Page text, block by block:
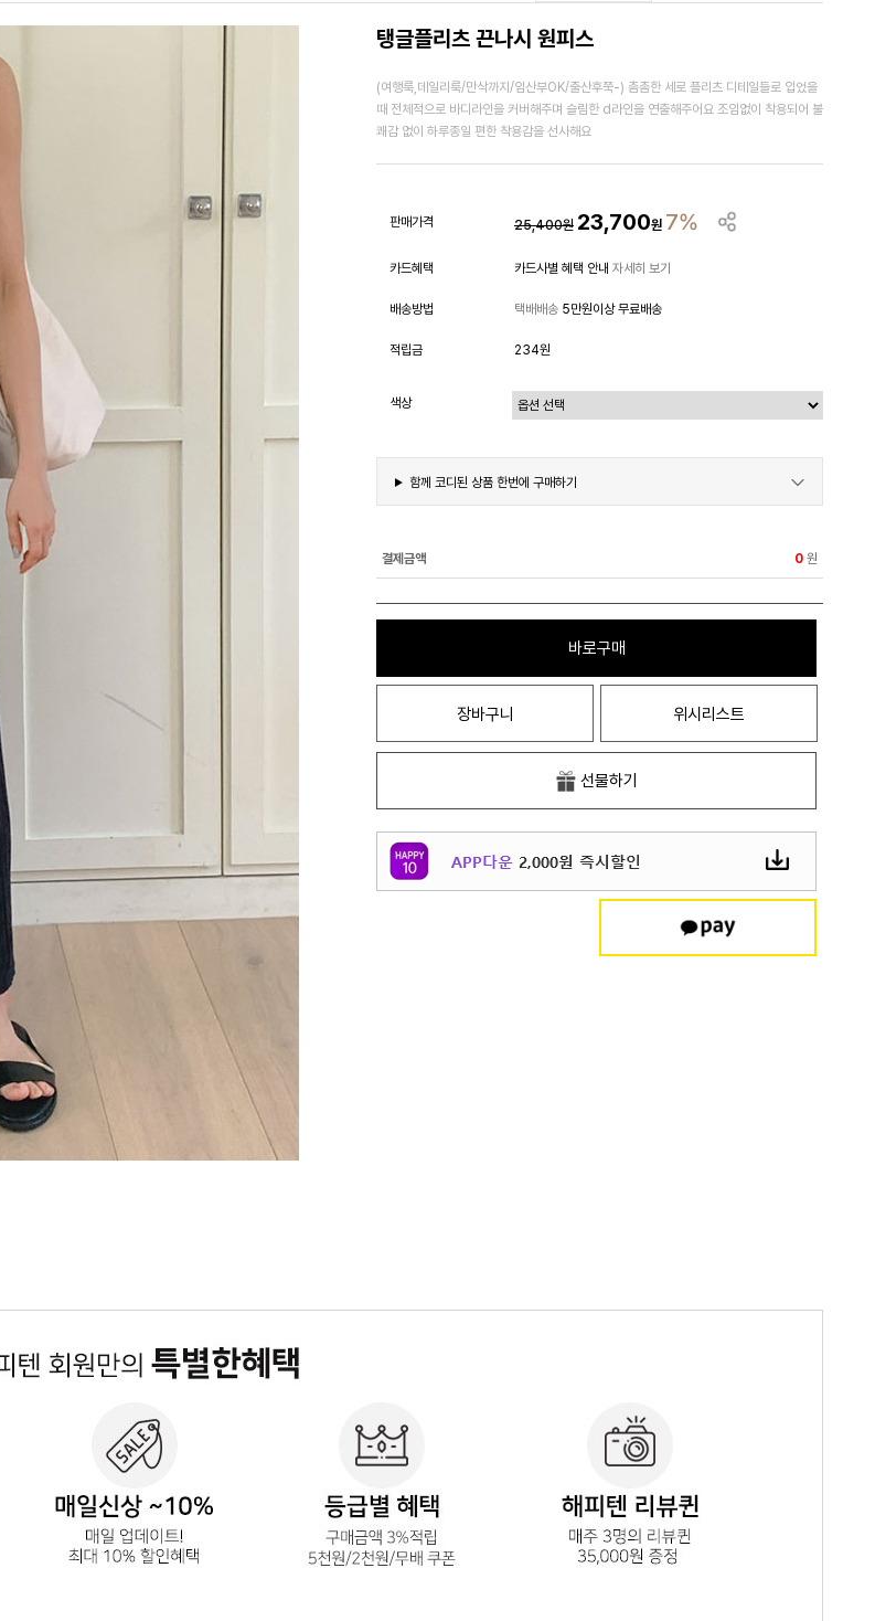
탱글플리츠 끈나시 원피스
(여행룩,데일리룩/만삭까지/임산부OK/출산후쭉-) 촘촘한 세로 플리츠 디테일들로 입었을
때 전체적으로 바디라인을 커버해주며 슬림한 d라인을 연출해주어요 조임없이 착용되어 불
쾌감 없이 하루종일 편한 착용감을 선사해요
판매가격 25,400원 23,700원 7%
카드혜택 카드사별 혜택 안내 자세히 보기
배송방법 택배배송 5만원이상 무료배송
적립금 234원
색상
함께 코디된 상품 한번에 구매하기
결제금액 0 원
바로구매
장바구니 위시리스트
선물하기